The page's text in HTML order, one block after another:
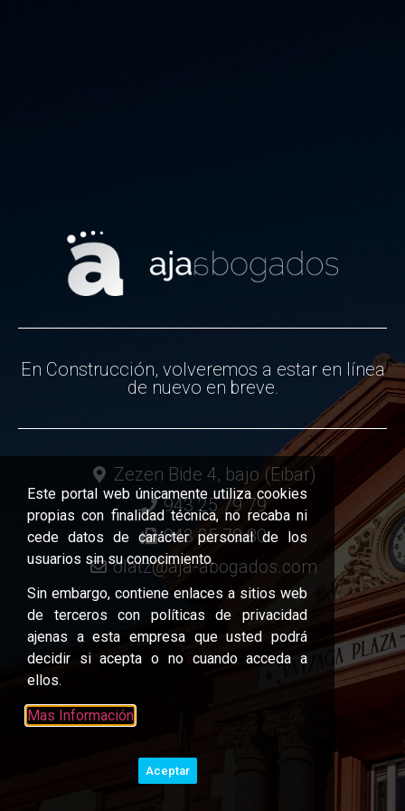
En Construcción, volveremos a estar en línea
de nuevo en breve.
Zezen Bide 4, bajo (Eibar)
943 25 79 79
943 25 79 80
olatz@aja-abogados.com
Este portal web únicamente utiliza cookies
propias con finalidad técnica, no recaba ni
cede datos de carácter personal de los
usuarios sin su conocimiento.
Sin embargo, contiene enlaces a sitios web
de terceros con políticas de privacidad
ajenas a esta empresa que usted podrá
decidir si acepta o no cuando acceda a
ellos.
Mas Información
Aceptar